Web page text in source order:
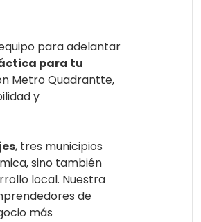
para adelantar
para tu
Metro Quadrantte,
y
, tres municipios
sino también
local. Nuestra
de
más